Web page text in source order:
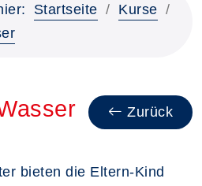
Startseite
Kurse
Zurück
bieten die Eltern-Kind